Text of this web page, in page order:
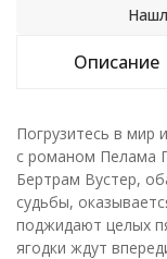
Описание
Погрузитесь в мир
с романом Пелама
Бертрам Вустер,
судьбы,
поджидают целых
ягодки ждут